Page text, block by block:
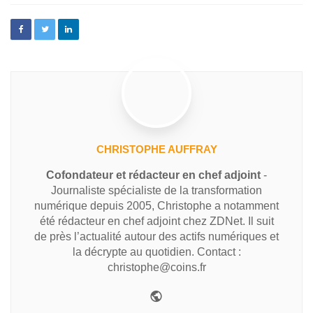
CHRISTOPHE AUFFRAY
Cofondateur et rédacteur en chef adjoint -
Journaliste spécialiste de la transformation
numérique depuis 2005, Christophe a notamment
été rédacteur en chef adjoint chez ZDNet. Il suit
de près l’actualité autour des actifs numériques et
la décrypte au quotidien. Contact :
christophe@coins.fr